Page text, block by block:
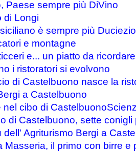
Paese sempre più DiVino
di Longi
è sempre più Duciezio
e montagne
e... un piatto da
i ristoratori si evolvono
di Castelbuono nasce la
a Castelbuono
nel cibo di
di Castelbuono, sette
dell' Agriturismo Bergi a
Masseria, il primo con birre e